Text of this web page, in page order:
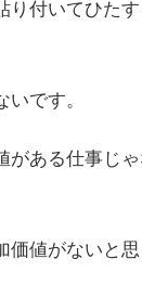
付いてひた
です。
ある仕事じ
値がないと思